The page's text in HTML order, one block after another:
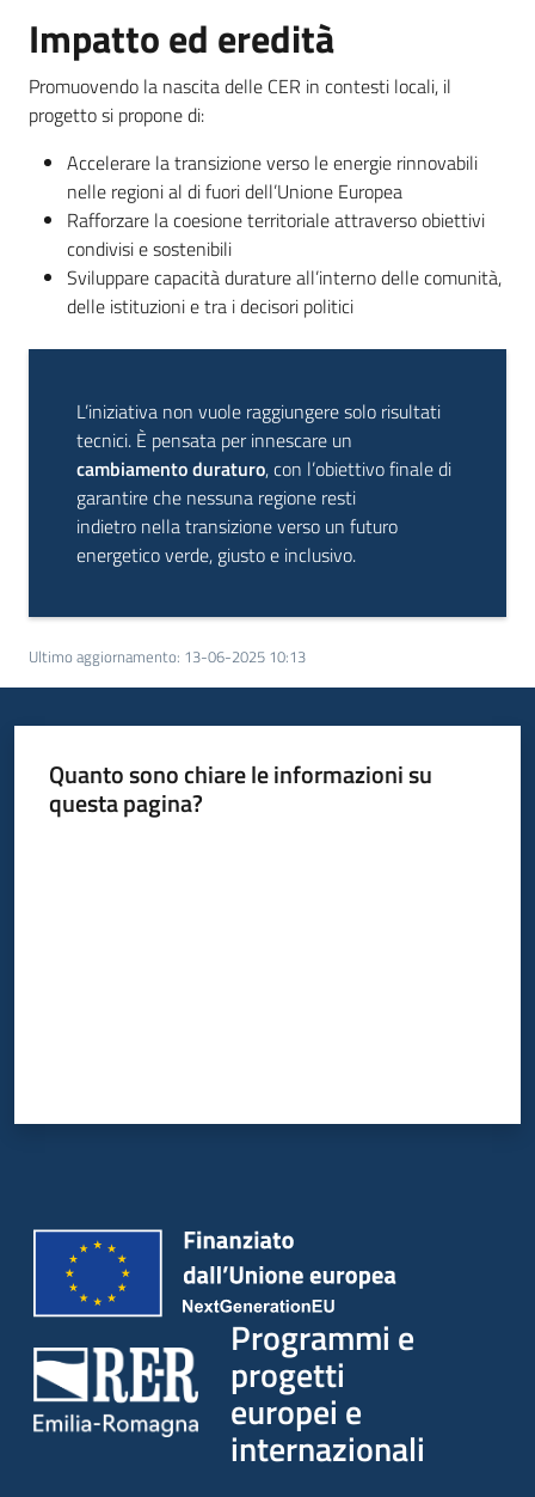
Impatto ed eredità
Promuovendo la nascita delle CER in contesti locali, il
progetto si propone di:
Accelerare la transizione verso le energie rinnovabili
nelle regioni al di fuori dell’Unione Europea
Rafforzare la coesione territoriale attraverso obiettivi
condivisi e sostenibili
Sviluppare capacità durature all’interno delle comunità,
delle istituzioni e tra i decisori politici
L’iniziativa non vuole raggiungere solo risultati
tecnici. È pensata per innescare un
cambiamento duraturo, con l’obiettivo finale di
garantire che nessuna regione resti
indietro nella transizione verso un futuro
energetico verde, giusto e inclusivo.
Ultimo aggiornamento: 13-06-2025 10:13
Quanto sono chiare le informazioni su
questa pagina?
Programmi e
progetti
europei e
internazionali